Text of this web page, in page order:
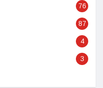
76
87
4
3